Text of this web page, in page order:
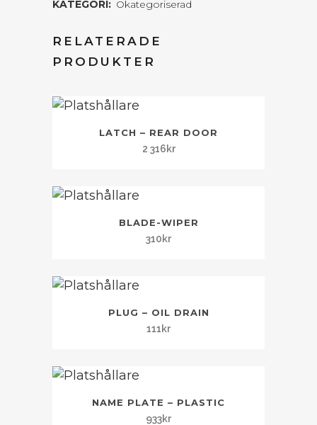
KATEGORI: Okategoriserad
RELATERADE
PRODUKTER
LATCH – REAR DOOR
2 316kr
BLADE-WIPER
310kr
PLUG – OIL DRAIN
111kr
NAME PLATE – PLASTIC
933kr